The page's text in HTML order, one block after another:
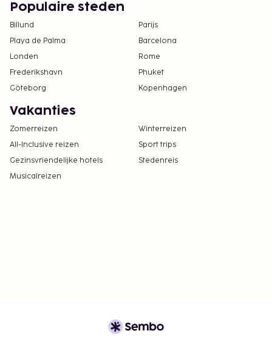
Populaire steden
Billund
Parijs
Playa de Palma
Barcelona
Londen
Rome
Frederikshavn
Phuket
Göteborg
Kopenhagen
Vakanties
Zomerreizen
Winterreizen
All-Inclusive reizen
Sport trips
Gezinsvriendelijke hotels
Stedenreis
Musicalreizen